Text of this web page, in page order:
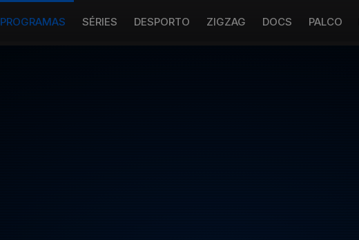
PROGRAMAS SÉRIES DESPORTO ZIGZAG DOCS PALCO